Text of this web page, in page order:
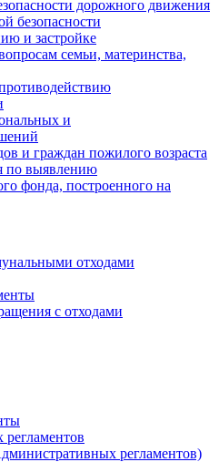
дорожного движения
безопасности
и застройке
семьи, материнства,
и
и граждан пожилого возраста
по выявлению
фонда, построенного на
отходами
с отходами
регламентов)